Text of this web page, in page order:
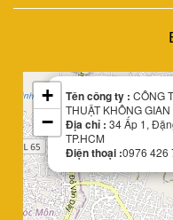
Tên công ty : CÔNG
THUẬT KHÔNG
Địa chỉ : 34 Ấp 1,
TP.HCM
Điện thoại :0976 426
+
−